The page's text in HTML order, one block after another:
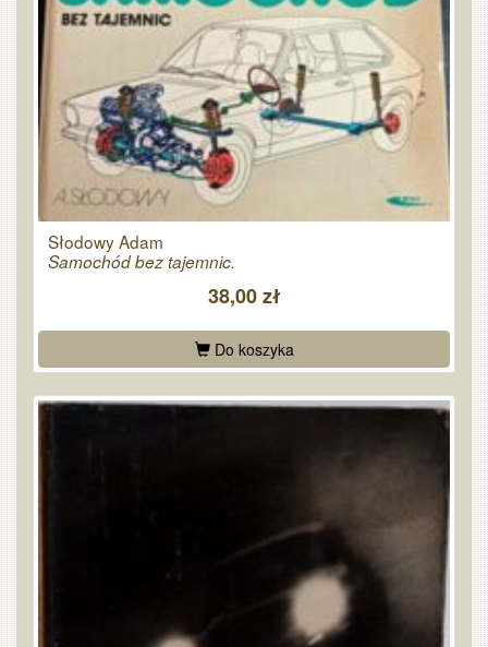
Słodowy Adam
Samochód bez tajemnic.
38,00 zł
Do koszyka